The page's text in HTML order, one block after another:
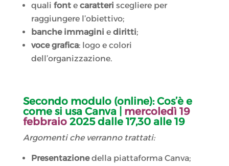
quali fonte caratteri scegliere per
raggiungere l’obiettivo;
banche immagini e diritti;
voce grafica: logo e colori
dell’organizzazione.
Secondo modulo (online): Cos’è e
come si usa Canva | mercoledì 19
febbraio2025 dalle 17,30 alle 19
Argomenti che verranno trattati:
Presentazionedella piattaforma Canva;